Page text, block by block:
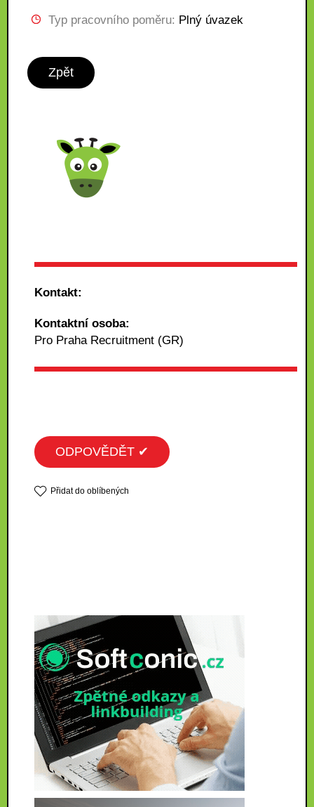
Typ pracovního poměru: Plný úvazek
Zpět
Kontakt:
Kontaktní osoba:
Pro Praha Recruitment (GR)
ODPOVĚDĚT ✔
Přidat do oblíbených